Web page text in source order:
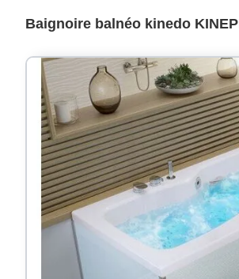
Baignoire balnéo kinedo